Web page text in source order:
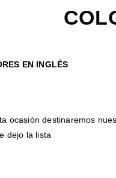
EN INGLÉS
ocasión destinaremos
dejo la lista